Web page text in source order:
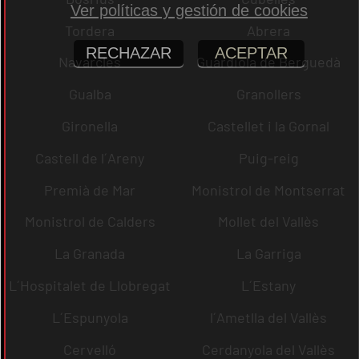
Tordera
Abrera
Navarcles
Guardiola de Berguedà
Gualba
Granollers
Gironella
Castellet i la Gornal
Castell de l´Areny
Puig-reig
Premià de Mar
Monistrol de Montserrat
Monistrol de Calders
Mollet del Vallès
La Granada
La Garriga
L´Hospitalet de Llobregat
L´Estany
L´Espunyola
l´Ametlla del Vallès
Cervelló
Cerdanyola del Vallès
Ver políticas y gestión de cookies
RECHAZAR ACEPTAR